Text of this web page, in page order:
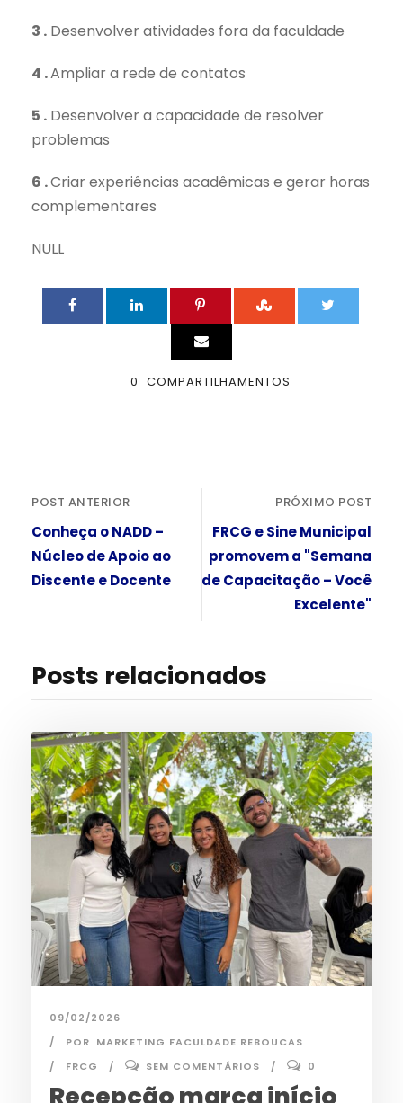
3 . Desenvolver atividades fora da faculdade
4 .Ampliar a rede de contatos
5 . Desenvolver a capacidade de resolver
problemas
6 .Criar experiências acadêmicas e gerar horas
complementares
NULL
0 COMPARTILHAMENTOS
POST ANTERIOR
Conheça o NADD –
Núcleo de Apoio ao
Discente e Docente
PRÓXIMO POST
FRCG e Sine Municipal
promovem a "Semana
de Capacitação – Você
Excelente"
Posts relacionados
09/02/2026
POR MARKETING FACULDADE REBOUCAS
FRCG
SEM COMENTÁRIOS 0